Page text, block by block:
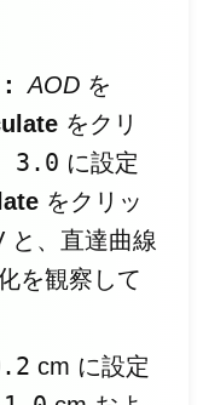
AODを
をクリ
3.0 に設定
をクリッ
と、直達曲線
を観察して
cm に設定